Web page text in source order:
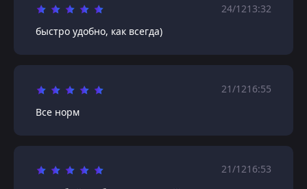
24/1213:32
быстро удобно, как всегда)
21/1216:55
Все норм
21/1216:53